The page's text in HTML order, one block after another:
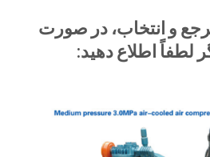
و انتخاب، در صورت
لطفاً اطلاع دهید: